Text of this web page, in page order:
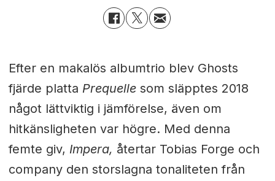
Efter en makalös albumtrio blev Ghosts
fjärde platta Prequellesom släpptes 2018
något lättviktig i jämförelse, även om
hitkänsligheten var högre. Med denna
femte giv, Impera, återtar Tobias Forge och
company den storslagna tonaliteten från